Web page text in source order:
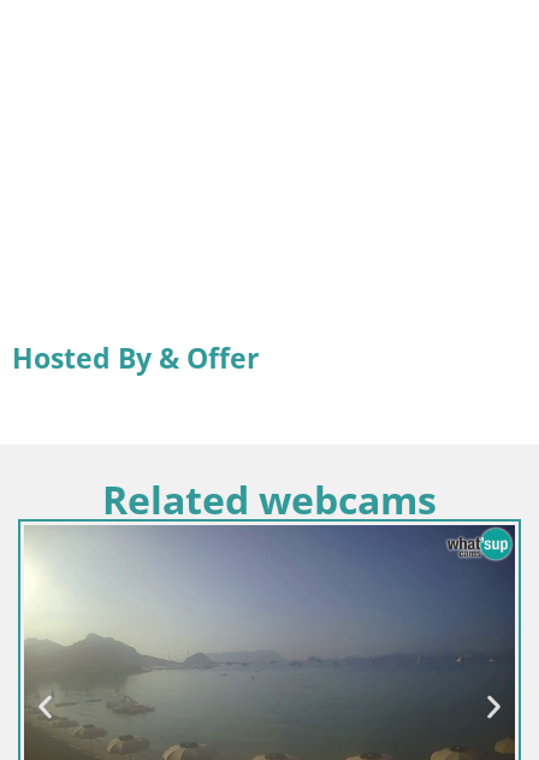
Hosted By & Offer
Related webcams